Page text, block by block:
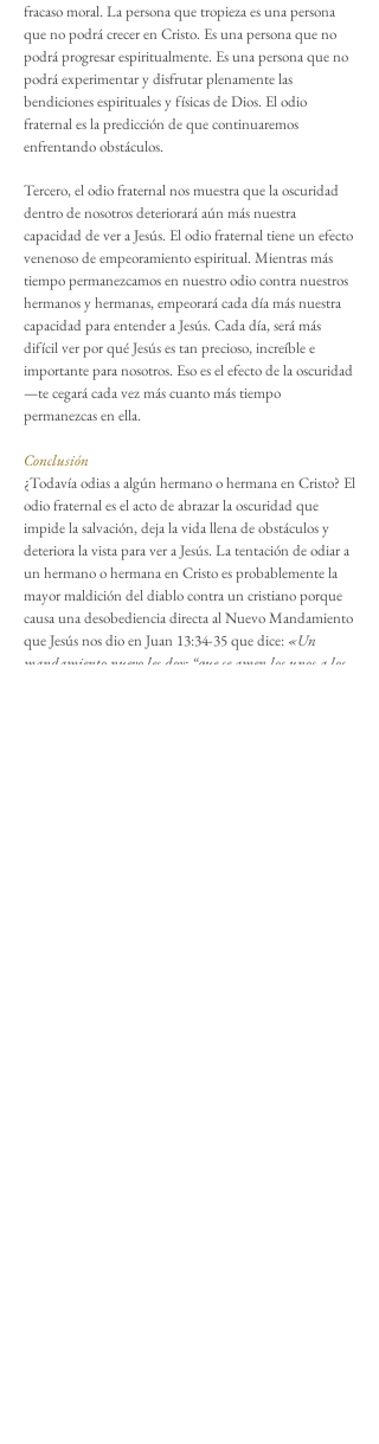
fracaso moral. La persona que tropieza es una persona
que no podrá crecer en Cristo. Es una persona que no
podrá progresar espiritualmente. Es una persona que no
podrá experimentar y disfrutar plenamente las
bendiciones espirituales y físicas de Dios. El odio
fraternal es la predicción de que continuaremos
enfrentando obstáculos.
Tercero, el odio fraternal nos muestra que la oscuridad
dentro de nosotros deteriorará aún más nuestra
capacidad de ver a Jesús. El odio fraternal tiene un efecto
venenoso de empeoramiento espiritual. Mientras más
tiempo permanezcamos en nuestro odio contra nuestros
hermanos y hermanas, empeorará cada día más nuestra
capacidad para entender a Jesús. Cada día, será más
difícil ver por qué Jesús es tan precioso, increíble e
importante para nosotros. Eso es el efecto de la oscuridad
—te cegará cada vez más cuanto más tiempo
permanezcas en ella.
Conclusión
¿Todavía odias a algún hermano o hermana en Cristo? El
odio fraternal es el acto de abrazar la oscuridad que
impide la salvación, deja la vida llena de obstáculos y
deteriora la vista para ver a Jesús. La tentación de odiar a
un hermano o hermana en Cristo es probablemente la
mayor maldición del diablo contra un cristiano porque
causa una desobediencia directa al Nuevo Mandamiento
que Jesús nos dio en Juan 13:34-35 que dice: «Un
mandamiento nuevo les doy: “que se amen los unos a los